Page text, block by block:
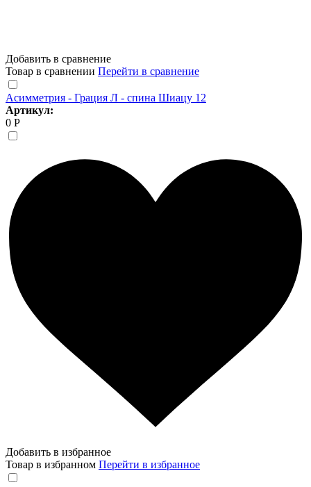
Добавить в сравнение
Товар в сравнении Перейти в сравнение
Асимметрия - Грация Л - спина Шиацу 12
Артикул:
0 Р
Добавить в избранное
Товар в избранном Перейти в избранное